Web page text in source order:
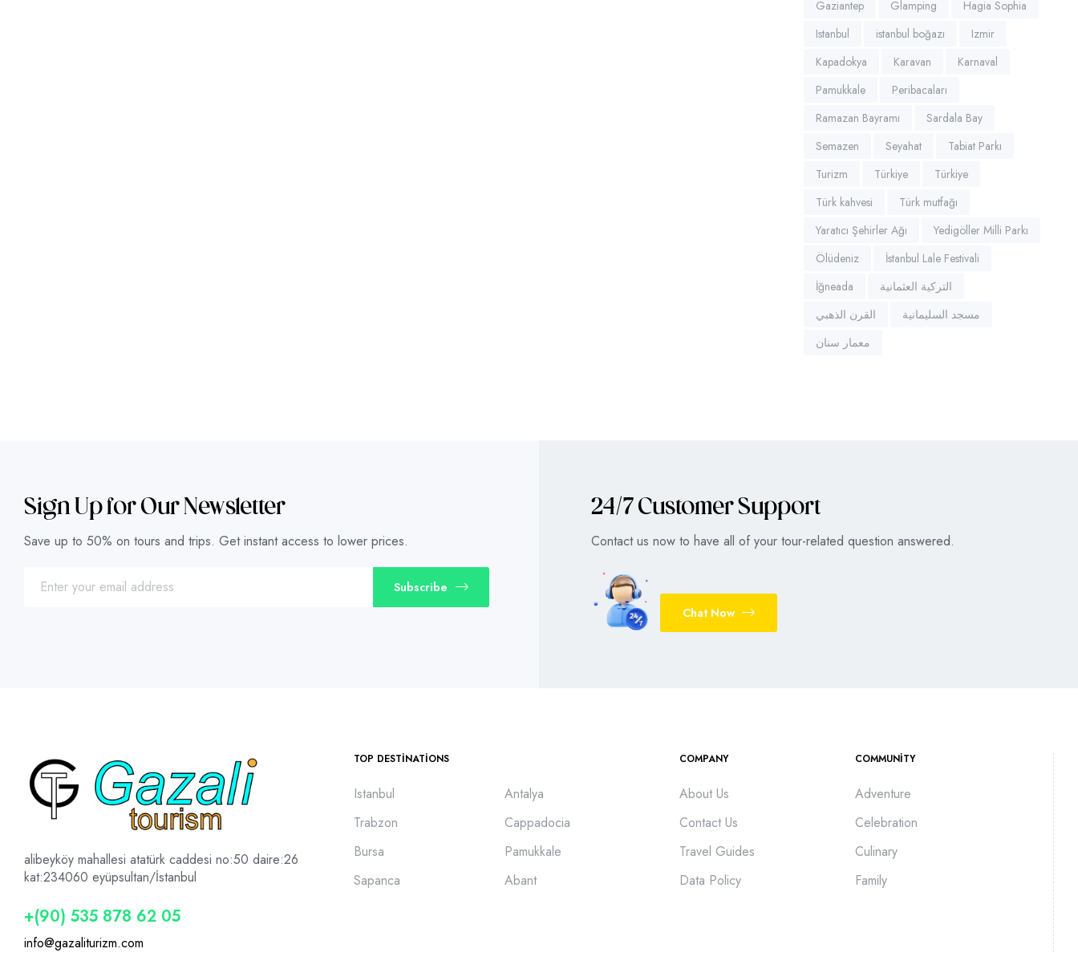
Gaziantep
Glamping
Hagia Sophia
Istanbul
istanbul boğazı
Izmir
Kapadokya
Karavan
Karnaval
Pamukkale
Peribacaları
Ramazan Bayramı
Sardala Bay
Semazen
Seyahat
Tabiat Parkı
Turizm
Türkiye
Türkiye
Türk kahvesi
Türk mutfağı
Yaratıcı Şehirler Ağı
Yedigöller Milli Parkı
Ölüdeniz
İstanbul Lale Festivali
İğneada
التركية العثمانية
القرن الذهبي
مسجد السليمانية
معمار سنان
Sign Up for Our Newsletter
Save up to 50% on tours and trips. Get instant access to lower prices.
Subscribe
24/7 Customer Support
Contact us now to have all of your tour-related question answered.
Chat Now
alibeyköy mahallesi atatürk caddesi no:50 daire:26
kat:234060 eyüpsultan/İstanbul
+(90) 535 878 62 05
info@gazaliturizm.com
TOP DESTINATIONS
Istanbul
Trabzon
Bursa
Sapanca
Antalya
Cappadocia
Pamukkale
Abant
COMPANY
About Us
Contact Us
Travel Guides
Data Policy
COMMUNITY
Adventure
Celebration
Culinary
Family